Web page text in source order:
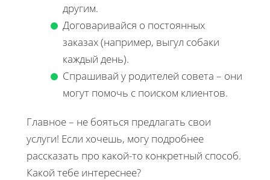
другим.
Договаривайся о постоянных
заказах (например, выгул собаки
каждый день).
Спрашивай у родителей совета – они
могут помочь с поиском клиентов.
Главное – не бояться предлагать свои
услуги! Если хочешь, могу подробнее
рассказать про какой-то конкретный способ.
Какой тебе интереснее?